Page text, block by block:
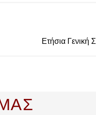
Ετήσια Γενική